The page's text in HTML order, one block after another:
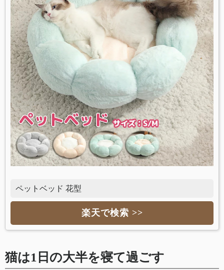
ペットベッド 花型
楽天で検索 >>
猫は1日の大半を寝て過ごす